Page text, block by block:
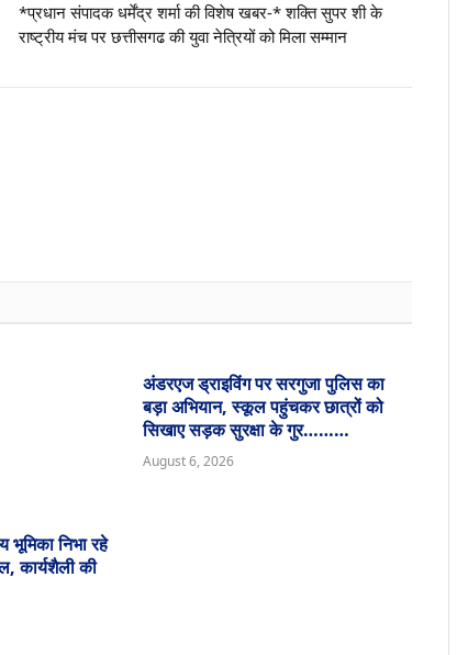
*प्रधान संपादक धर्मेंद्र शर्मा की विशेष खबर-* शक्ति सुपर शी के
राष्ट्रीय मंच पर छत्तीसगढ की युवा नेत्रियों को मिला सम्मान
निभा रहे
कार्यशैली की
अंडरएज ड्राइविंग पर सरगुजा पुलिस का
बड़ा अभियान, स्कूल पहुंचकर छात्रों को
सिखाए सड़क सुरक्षा के गुर………
August 6, 2026